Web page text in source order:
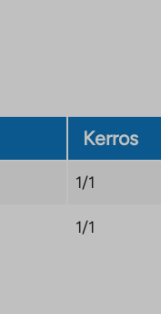
Kerros
1/1
1/1